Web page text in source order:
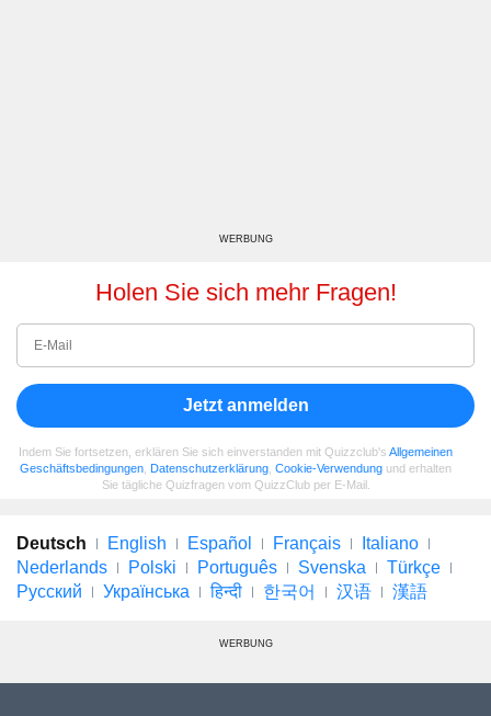
WERBUNG
Holen Sie sich mehr Fragen!
Jetzt anmelden
Indem Sie fortsetzen, erklären Sie sich einverstanden mit Quizzclub's Allgemeinen
Geschäftsbedingungen Datenschutzerklärung Cookie-Verwendung und erhalten
Sie tägliche Quizfragen vom QuizzClub per E-Mail.
Deutsch English Español Français
Italiano
Nederlands
Polski Português Svenska
Türkçe
Русский
Українська हिन्दी 한국어 汉语 漢語
WERBUNG